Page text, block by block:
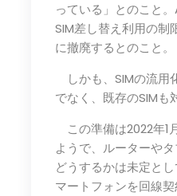
っている」とのこと
SIM差し替え利用の制
に撤廃するとのこと。
しかも、SIMの流用
でなく、既存のSIMも
この準備は2022年1
ようで、ルーターや
どうするかは未定と
マートフォンを回線